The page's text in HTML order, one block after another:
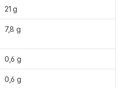
21 g
7,8 g
0,6 g
0,6 g